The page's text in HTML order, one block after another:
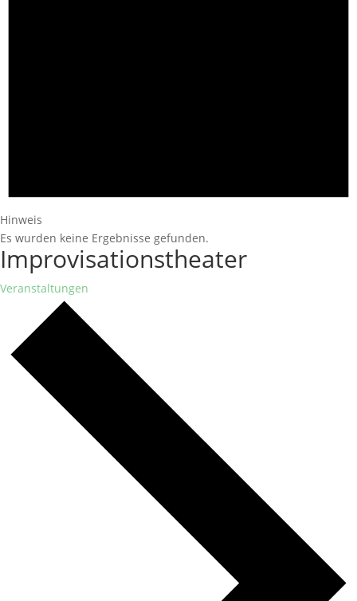
Hinweis
Es wurden keine Ergebnisse gefunden.
Improvisationstheater
Veranstaltungen